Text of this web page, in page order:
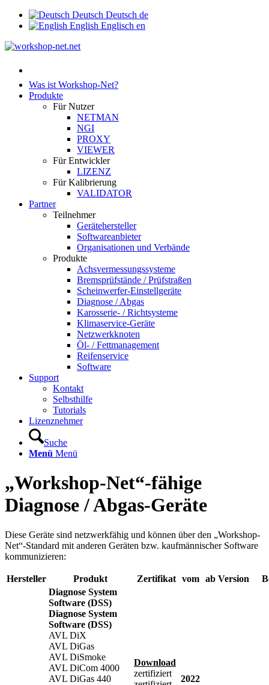
Deutsch Deutsch de
English Englisch en
Was ist Workshop-Net?
Produkte
Für Nutzer
NETMAN
NGI
PROXY
VIEWER
Für Entwickler
LIZENZ
Für Kalibrierung
VALIDATOR
Partner
Teilnehmer
Gerätehersteller
Softwareanbieter
Organisationen und Verbände
Produkte
Achsvermessungssysteme
Bremsprüfstände / Prüfstraßen
Scheinwerfer-Einstellgeräte
Diagnose / Abgas
Karosserie- / Richtsysteme
Klimaservice-Geräte
Netzwerkknoten
Öl- / Fettmanagement
Reifenservice
Software
Support
Kontakt
Selbsthilfe
Tutorials
Lizenznehmer
Suche
Menü Menü
„Workshop-Net“-fähige
Diagnose / Abgas-Geräte
Diese Geräte sind netzwerkfähig und können über den „Workshop-
Net“-Standard mit anderen Geräten bzw. kaufmännischer Software
kommunizieren:
Hersteller Produkt Zertifikat vom ab Version
Diagnose System
Software (DSS)
Diagnose System
Software (DSS)
AVL DiX
AVL DiGas
AVL DiSmoke
AVL DiCom 4000
AVL DiGas 440
Download
zertifiziert
2022